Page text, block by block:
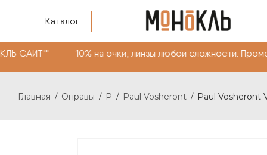
Каталог
-10% на очки, линзы любой
Главная / Оправы / P / Paul Vosheront / Paul Vosheront